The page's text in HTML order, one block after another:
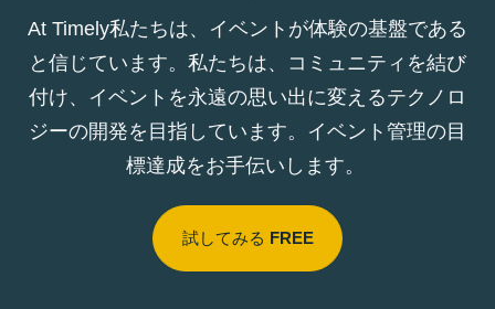
At Timely私たちは、イベントが体験の基盤である
と信じています。私たちは、コミュニティを結び
付け、イベントを永遠の思い出に変えるテクノロ
ジーの開発を目指しています。イベント管理の目
標達成をお手伝いします。
試してみる FREE